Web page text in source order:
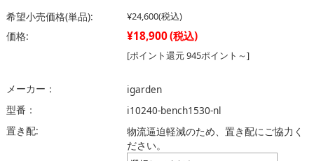
希望小売価格(単品): ¥24,600(税込)
価格: ¥18,900(税込)
[ポイント還元 945ポイント～]
メーカー：
igarden
型番：
i10240-bench1530-nl
置き配:
物流逼迫軽減のため、置き配にご協力く
ださい。